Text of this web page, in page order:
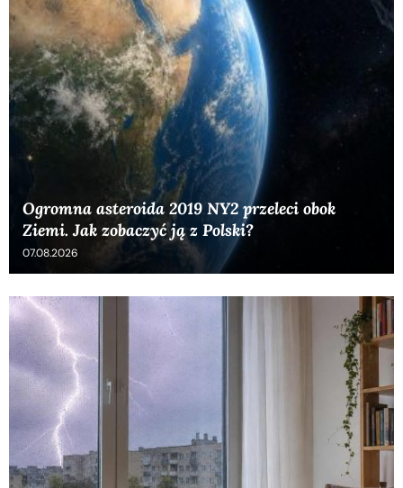
Ogromna asteroida 2019 NY2 przeleci obok
Ziemi. Jak zobaczyć ją z Polski?
07.08.2026